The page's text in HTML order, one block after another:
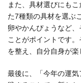
また、具材選びにも
た7種類の具材を選ぶ
卵やかんぴょうなど
ことがポイントです
を整え、自分自身が楽
最後に、「今年の運